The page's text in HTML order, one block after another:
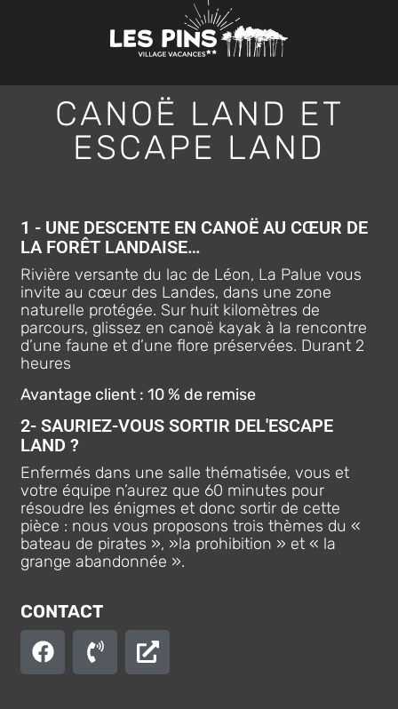
CANOË LAND ET
ESCAPE LAND
1 - UNE DESCENTE EN CANOË AU CŒUR DE
LA FORÊT LANDAISE…​
Rivière versante du lac de Léon, La Palue vous
invite au cœur des Landes, dans une zone
naturelle protégée. Sur huit kilomètres de
parcours, glissez en canoë kayak à la rencontre
d’une faune et d’une flore préservées. Durant 2
heures
Avantage client : 10 % de remise
2- SAURIEZ-VOUS SORTIR DEL'ESCAPE
LAND ?
Enfermés dans une salle thématisée, vous et
votre équipe n’aurez que 60 minutes pour
résoudre les énigmes et donc sortir de cette
pièce : nous vous proposons trois thèmes du «
bateau de pirates », »la prohibition » et « la
grange abandonnée ».
CONTACT